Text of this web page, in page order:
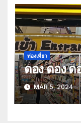
ท่องเที่ยว
ดอง ดอง ด
MAR 5, 2024